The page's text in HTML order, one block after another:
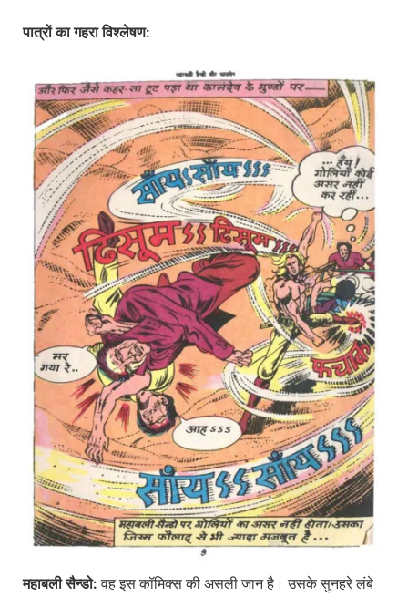
पात्रोंकागहराविश्लेषण:
महाबलीसैन्डो: वह इस कॉमिक्स की असली जान है। उसके सुनहरे लंबे